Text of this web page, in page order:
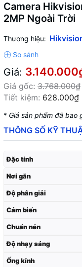
Camera
2MP Ngoài Trời
Thương hiệu:
Giá:
Giá gốc: 3.768.000₫
Tiết kiệm: 628.000₫
* Giá sản phẩm đã bao
THÔNG SỐ KỸ
Đặc tính
Nơi gắn
Độ phân giải
Cảm biến
Chuẩn nén
Độ nhạy sáng
Ống kính